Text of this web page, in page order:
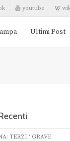
youtube
Ultimi Post
TERZI “GRAVE